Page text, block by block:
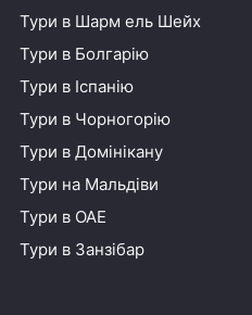
Тури в Шарм ель Шейх
Тури в Болгарію
Тури в Іспанію
Тури в Чорногорію
Тури в Домінікану
Тури на Мальдіви
Тури в ОАЕ
Тури в Занзібар